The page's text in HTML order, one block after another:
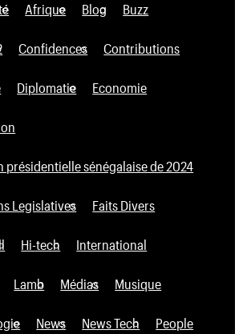
Afrique Blog Buzz
Confidences Contributions
Diplomatie Economie
présidentielle sénégalaise de 2024
Legislatives Faits Divers
Hi-tech International
Lamb Médias Musique
News News Tech People